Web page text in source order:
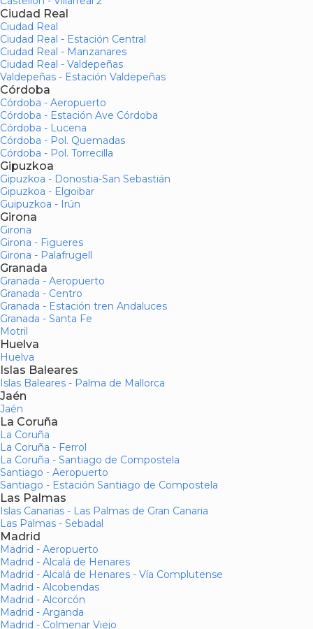
Ciudad Real
Ciudad Real
Ciudad Real - Estación Central
Ciudad Real - Manzanares
Ciudad Real - Valdepeñas
Valdepeñas - Estación Valdepeñas
Córdoba
Córdoba - Aeropuerto
Córdoba - Estación Ave Córdoba
Córdoba - Lucena
Córdoba - Pol. Quemadas
Córdoba - Pol. Torrecilla
Gipuzkoa
Gipuzkoa - Donostia-San Sebastián
Gipuzkoa - Elgoibar
Guipuzkoa - Irún
Girona
Girona
Girona - Figueres
Girona - Palafrugell
Granada
Granada - Aeropuerto
Granada - Centro
Granada - Estación tren Andaluces
Granada - Santa Fe
Motril
Huelva
Huelva
Islas Baleares
Islas Baleares - Palma de Mallorca
Jaén
Jaén
La Coruña
La Coruña
La Coruña - Ferrol
La Coruña - Santiago de Compostela
Santiago - Aeropuerto
Santiago - Estación Santiago de Compostela
Las Palmas
Islas Canarias - Las Palmas de Gran Canaria
Las Palmas - Sebadal
Madrid
Madrid - Aeropuerto
Madrid - Alcalá de Henares
Madrid - Alcalá de Henares - Vía Complutense
Madrid - Alcobendas
Madrid - Alcorcón
Madrid - Arganda
Madrid - Colmenar Viejo